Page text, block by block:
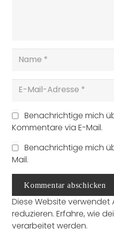
Benachrichtige mich
Kommentare via E-Mail.
Benachrichtige mich
Mail.
Kommentar abschicken
Diese Website verwendet
reduzieren. Erfahre, wie
verarbeitet werden.